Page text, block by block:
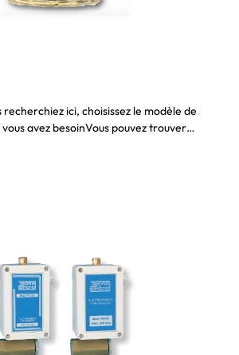
recherchiez ici, choisissez le modèle de
avez besoinVous pouvez trouver…